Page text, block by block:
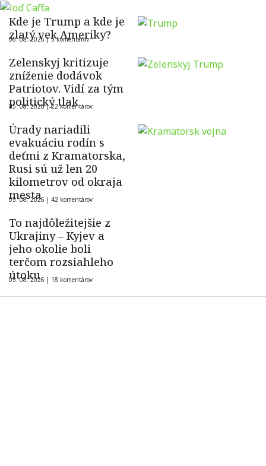
Kde je Trump a kde je
zlatý vek Ameriky?
06. 08. 2026 |5 komentárov
Zelenskyj kritizuje
zníženie dodávok
Patriotov. Vidí za tým
politický tlak
05. 08. 2026 |22 komentárov
Úrady nariadili
evakuáciu rodín s
deťmi z Kramatorska,
Rusi sú už len 20
kilometrov od okraja
mesta
05. 08. 2026 | 42 komentárov
To najdôležitejšie z
Ukrajiny – Kyjev a
jeho okolie boli
terčom rozsiahleho
útoku
05. 08. 2026 | 18 komentárov